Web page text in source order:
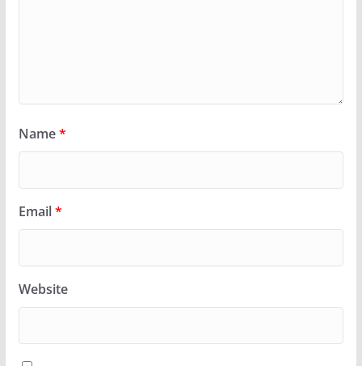
Name*
Email*
Website